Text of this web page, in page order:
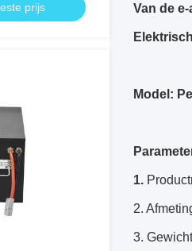
prijs
Van de
Model:
1.
2.
3.